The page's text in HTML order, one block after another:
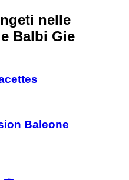
nelle
Balbi Gie
Baleone